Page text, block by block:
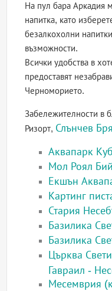
На пул бара Аркадия
напитка, като
безалкохолни
възможности.
Всички удобства в
предоставят
Черноморието.
Забележителности в
Ризорт, Слънчев
Аквапарк
Мол Роял
Екшън
Картинг
Стария
Базилика
Базилика
Църква
Гавраил -
Месемврия